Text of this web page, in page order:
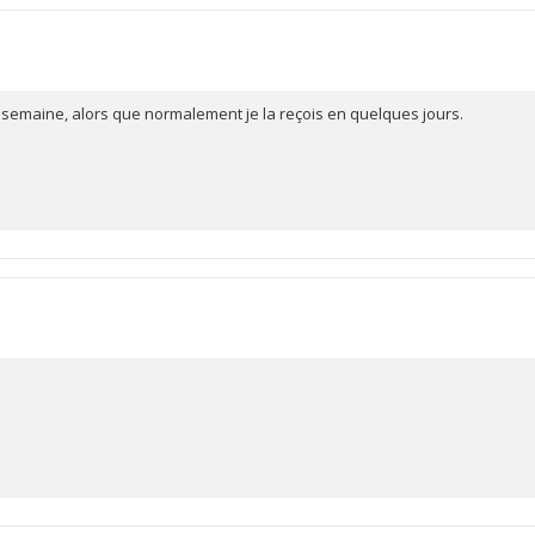
alors que normalement je la reçois en quelques jours.